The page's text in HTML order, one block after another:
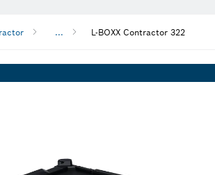
... L-BOXX Contractor 322